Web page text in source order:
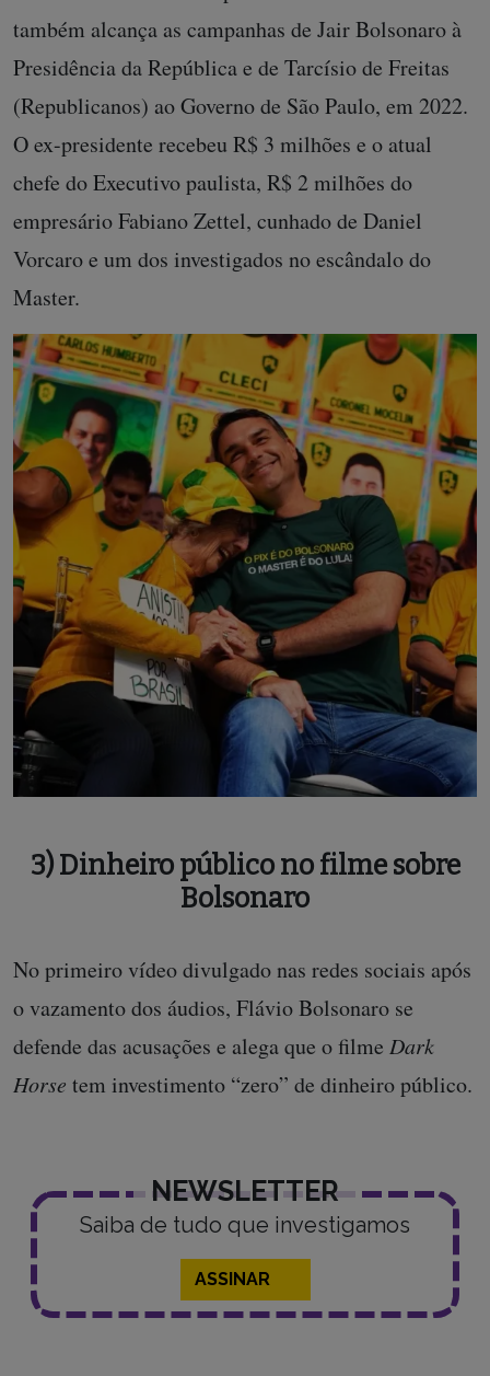
também alcança as campanhas de Jair Bolsonaro à
Presidência da República e de Tarcísio de Freitas
(Republicanos) ao Governo de São Paulo, em 2022.
O ex-presidente recebeu R$ 3 milhões e o atual
chefe do Executivo paulista, R$ 2 milhões do
empresário Fabiano Zettel, cunhado de Daniel
Vorcaro e um dos investigados no escândalo do
Master.
3) Dinheiro público no filme sobre
Bolsonaro
No primeiro vídeo divulgado nas redes sociais após
o vazamento dos áudios, Flávio Bolsonaro se
defende das acusações e alega que o filme Dark
Horse tem investimento “zero” de dinheiro público.
NEWSLETTER
Saiba de tudo que investigamos
ASSINAR